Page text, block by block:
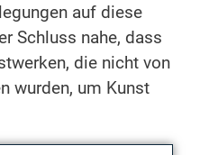
auf diese
Schluss nahe, dass
die nicht von
wurden, um Kunst